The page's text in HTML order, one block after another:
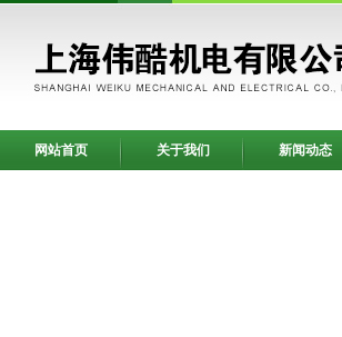
网站首页 关于我们 新闻动态